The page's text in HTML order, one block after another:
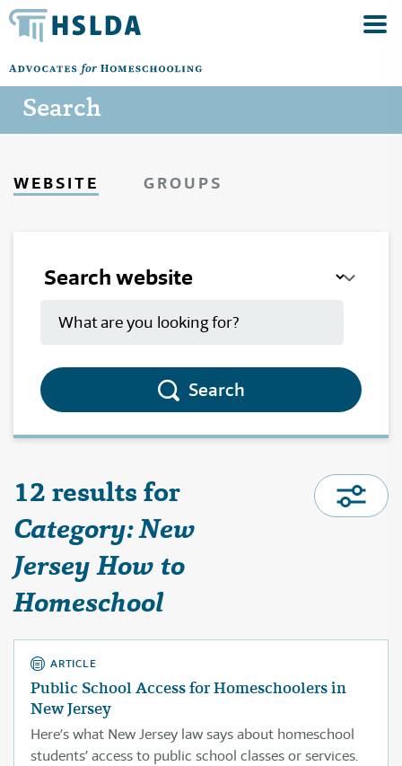
Search
WEBSITE GROUPS
Search
12 results for
Category: New
Jersey How to
Homeschool
ARTICLE
Public School Access for Homeschoolers in
New Jersey
Here’s what New Jersey law says about homeschool
students’ access to public school classes or services.